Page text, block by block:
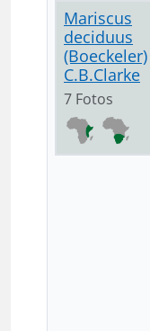
Mariscus
deciduus
(Boeckeler)
C.B.Clarke
7 Fotos